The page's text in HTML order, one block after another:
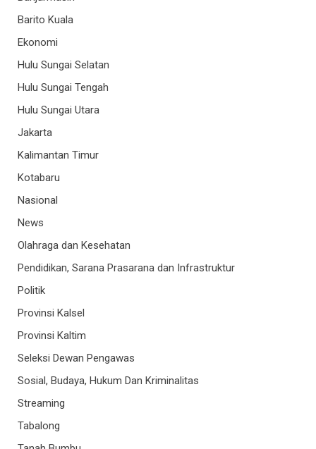
Barito Kuala
Ekonomi
Hulu Sungai Selatan
Hulu Sungai Tengah
Hulu Sungai Utara
Jakarta
Kalimantan Timur
Kotabaru
Nasional
News
Olahraga dan Kesehatan
Pendidikan, Sarana Prasarana dan Infrastruktur
Politik
Provinsi Kalsel
Provinsi Kaltim
Seleksi Dewan Pengawas
Sosial, Budaya, Hukum Dan Kriminalitas
Streaming
Tabalong